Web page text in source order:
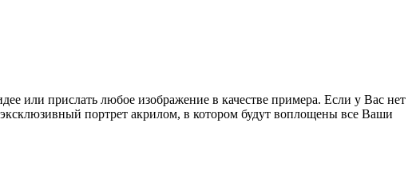
или прислать любое изображение в качестве примера. Если у Вас нет
портрет акрилом, в котором будут воплощены все Ваши